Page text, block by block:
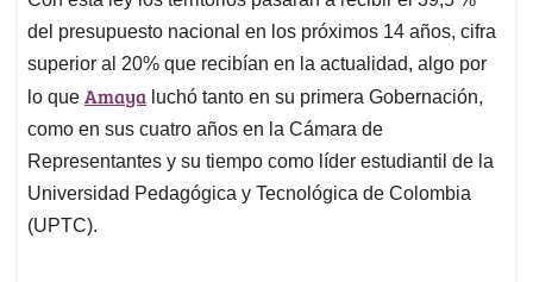
del presupuesto nacional en los próximos 14 años, cifra
superior al 20% que recibían en la actualidad, algo por
lo que Amaya luchó tanto en su primera Gobernación,
como en sus cuatro años en la Cámara de
Representantes y su tiempo como líder estudiantil de la
Universidad Pedagógica y Tecnológica de Colombia
(UPTC).